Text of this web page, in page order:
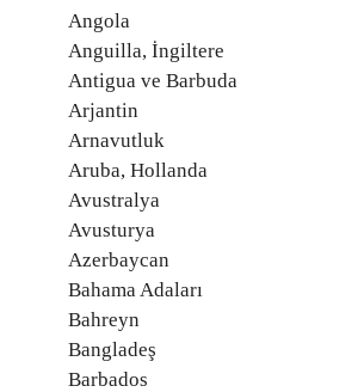
Angola
Anguilla, İngiltere
Antigua ve Barbuda
Arjantin
Arnavutluk
Aruba, Hollanda
Avustralya
Avusturya
Azerbaycan
Bahama Adaları
Bahreyn
Bangladeş
Barbados